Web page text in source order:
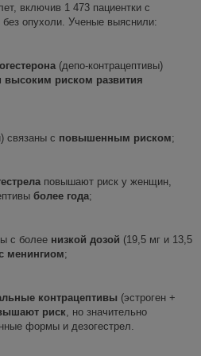
включив 1 473 пациентки с
опухоли. Ученые выяснили:
(депо-контрацептивы)
высоким риском развития
связаны с повышенным риском;
повышают риск у женщин,
более года;
с более низкой дозой (19,5 мг и 13,5
менингиом;
контрацептивы (эстроген +
риск , но значительно
формы и дезогестрел.